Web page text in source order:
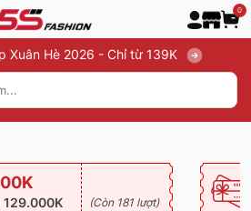
0
Xuân Hè 2026 - Chỉ từ 139K
(Còn 181 lượt)